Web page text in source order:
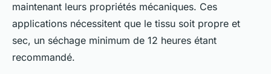
maintenant leurs propriétés mécaniques. Ces
applications nécessitent que le tissu soit propre et
sec, un séchage minimum de 12 heures étant
recommandé.